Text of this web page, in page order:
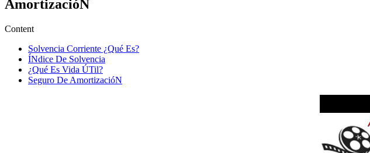
AmortizacióN
Content
Solvencia Corriente ¿Qué Es?
ÍNdice De Solvencia
¿Qué Es Vida ÚTil?
Seguro De AmortizacióN